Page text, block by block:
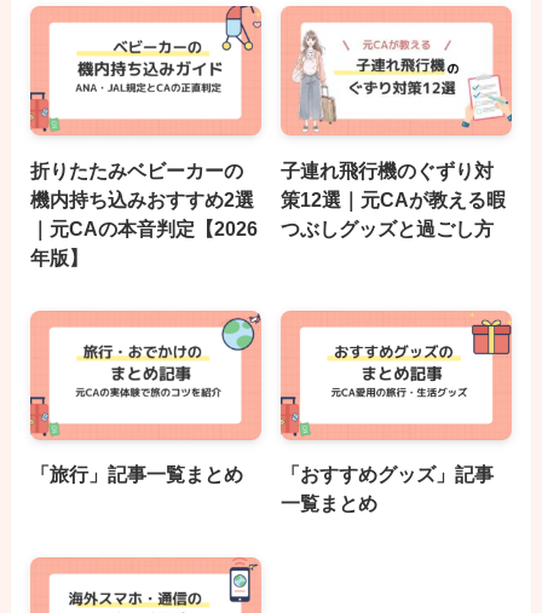
折りたたみベビーカーの
機内持ち込みおすすめ2選
｜元CAの本音判定【2026
年版】
子連れ飛行機のぐずり対
策12選｜元CAが教える暇
つぶしグッズと過ごし方
「旅行」記事一覧まとめ
「おすすめグッズ」記事
一覧まとめ